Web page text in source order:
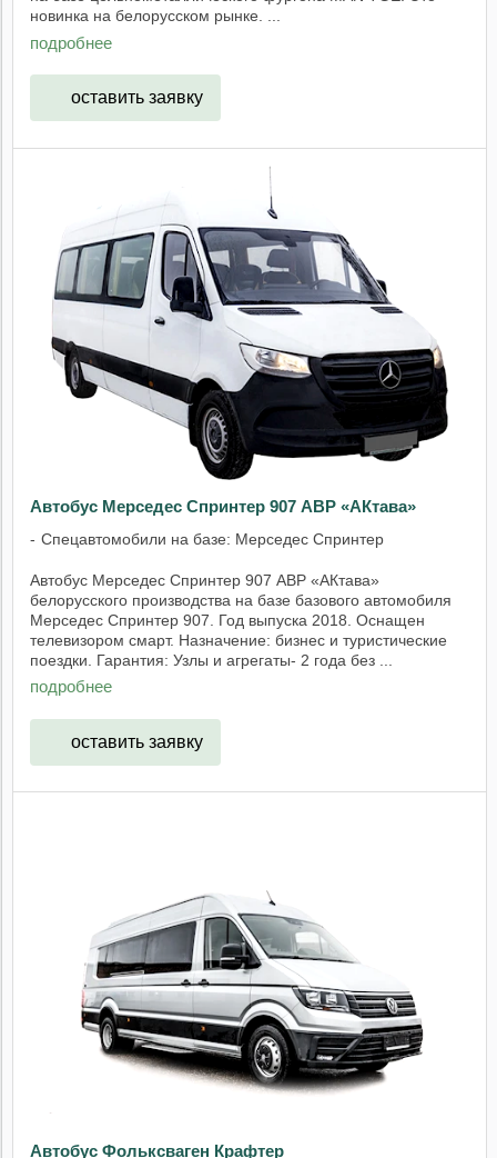
новинка на белорусском рынке. ...
подробнее
оставить заявку
Автобус Мерседес Спринтер 907 АВР «АКтава»
Спецавтомобили на базе: Мерседес Спринтер
Автобус Мерседес Спринтер 907 АВР «АКтава»
белорусского производства на базе базового автомобиля
Мерседес Спринтер 907. Год выпуска 2018. Оснащен
телевизором смарт. Назначение: бизнес и туристические
поездки. Гарантия: Узлы и агрегаты- 2 года без ...
подробнее
оставить заявку
Автобус Фольксваген Крафтер